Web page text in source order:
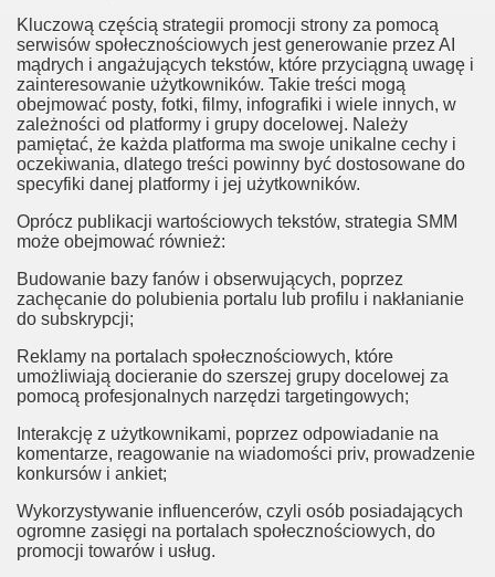
Kluczową częścią strategii promocji strony za pomocą
serwisów społecznościowych jest generowanie przez AI
mądrych i angażujących tekstów, które przyciągną uwagę i
zainteresowanie użytkowników. Takie treści mogą
obejmować posty, fotki, filmy, infografiki i wiele innych, w
zależności od platformy i grupy docelowej. Należy
pamiętać, że każda platforma ma swoje unikalne cechy i
oczekiwania, dlatego treści powinny być dostosowane do
specyfiki danej platformy i jej użytkowników.
Oprócz publikacji wartościowych tekstów, strategia SMM
może obejmować również:
Budowanie bazy fanów i obserwujących, poprzez
zachęcanie do polubienia portalu lub profilu i nakłanianie
do subskrypcji;
Reklamy na portalach społecznościowych, które
umożliwiają docieranie do szerszej grupy docelowej za
pomocą profesjonalnych narzędzi targetingowych;
Interakcję z użytkownikami, poprzez odpowiadanie na
komentarze, reagowanie na wiadomości priv, prowadzenie
konkursów i ankiet;
Wykorzystywanie influencerów, czyli osób posiadających
ogromne zasięgi na portalach społecznościowych, do
promocji towarów i usług.